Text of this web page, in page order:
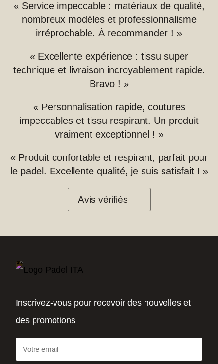
« Service impeccable : matériaux de qualité,
nombreux modèles et professionnalisme
irréprochable. À recommander ! »
« Excellente expérience : tissu super
technique et livraison incroyablement rapide.
Bravo ! »
« Personnalisation rapide, coutures
impeccables et tissu respirant. Un produit
vraiment exceptionnel ! »
« Produit confortable et respirant, parfait pour
le padel. Excellente qualité, je suis satisfait ! »
Avis vérifiés
Inscrivez-vous pour recevoir des nouvelles et
des promotions